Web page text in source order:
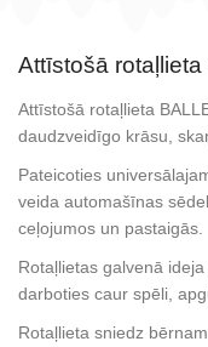
Attīstošā
Attīstošā rotaļlieta
daudzveidīgo krāsu,
Pateicoties
veida automašīnas
ceļojumos un pastaigās.
Rotaļlietas galvenā
darboties caur spēli,
Rotaļlieta sniedz